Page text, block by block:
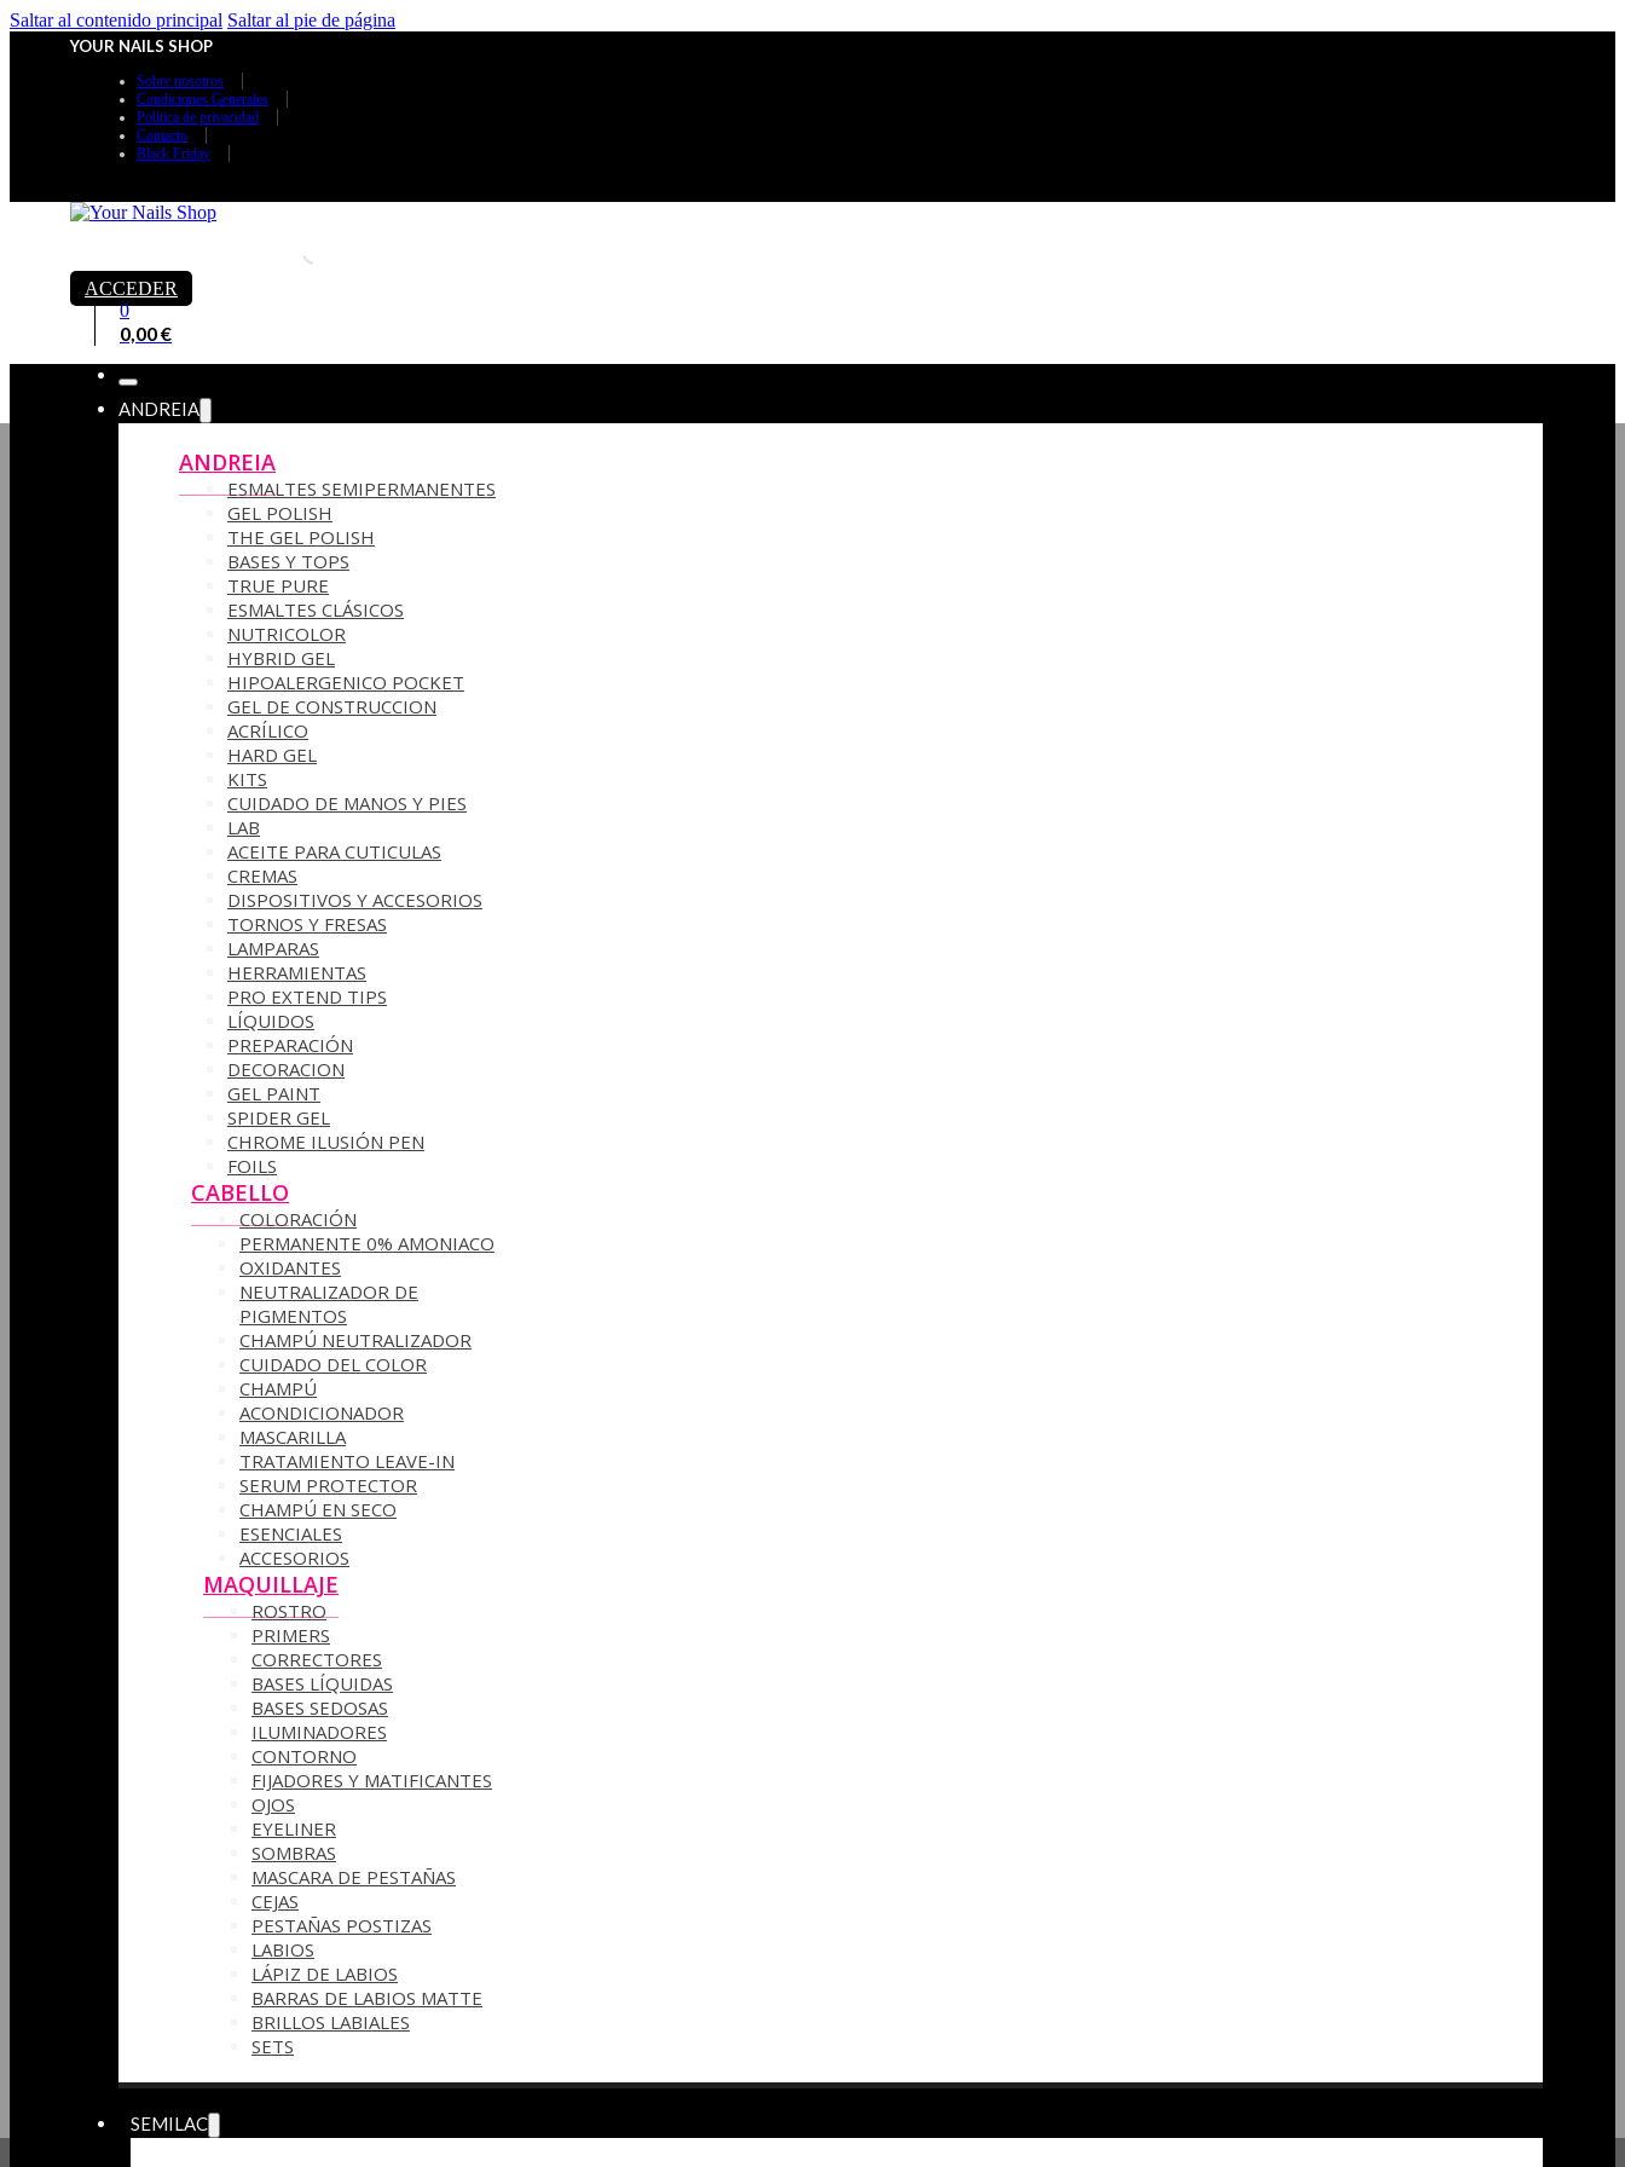
Saltar al contenido principal Saltar al pie de página
YOUR NAILS SHOP
Sobre nosotros
Condiciones Generales
Política de privacidad
Contacto
Black Friday
ACCEDER
0
0,00€
ANDREIA
ANDREIA
ESMALTES SEMIPERMANENTES
GEL POLISH
THE GEL POLISH
BASES Y‎ TOPS
TRUE PURE
ESMALTES CLÁSICOS
NUTRICOLOR
HYBRID GEL
HIPOALERGENICO POCKET
GEL DE CONSTRUCCION
ACRÍLICO
HARD GEL
KITS
CUIDADO DE MANOS Y PIES
LAB
ACEITE PARA CUTICULAS
CREMAS
DISPOSITIVOS Y ACCESORIOS
TORNOS Y FRESAS
LAMPARAS
HERRAMIENTAS
PRO EXTEND TIPS
LÍQUIDOS
PREPARACIÓN
DECORACION
GEL PAINT
SPIDER GEL
CHROME ILUSIÓN PEN
FOILS
CABELLO
COLORACIÓN
PERMANENTE 0% AMONIACO
OXIDANTES
NEUTRALIZADOR DE
PIGMENTOS
CHAMPÚ NEUTRALIZADOR
CUIDADO DEL COLOR
CHAMPÚ
ACONDICIONADOR
MASCARILLA
TRATAMIENTO LEAVE-IN
SERUM PROTECTOR
CHAMPÚ EN SECO
ESENCIALES
ACCESORIOS
MAQUILLAJE
ROSTRO
PRIMERS
CORRECTORES
BASES LÍQUIDAS
BASES SEDOSAS
ILUMINADORES
CONTORNO
FIJADORES Y MATIFICANTES
OJOS
EYELINER
SOMBRAS
MASCARA DE PESTAÑAS
CEJAS
PESTAÑAS POSTIZAS
LABIOS
LÁPIZ DE LABIOS
BARRAS DE LABIOS MATTE
BRILLOS LABIALES
SETS
SEMILAC